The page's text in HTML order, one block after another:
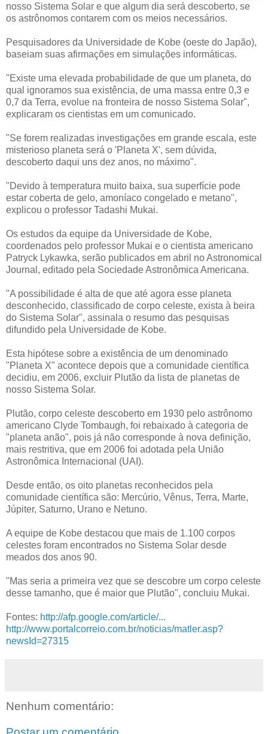
nosso Sistema Solar e que algum dia será descoberto, se
os astrônomos contarem com os meios necessários.
Pesquisadores da Universidade de Kobe (oeste do Japão),
baseiam suas afirmações em simulações informáticas.
"Existe uma elevada probabilidade de que um planeta, do
qual ignoramos sua existência, de uma massa entre 0,3 e
0,7 da Terra, evolue na fronteira de nosso Sistema Solar",
explicaram os cientistas em um comunicado.
"Se forem realizadas investigações em grande escala, este
misterioso planeta será o 'Planeta X', sem dúvida,
descoberto daqui uns dez anos, no máximo".
"Devido à temperatura muito baixa, sua superfície pode
estar coberta de gelo, amoníaco congelado e metano",
explicou o professor Tadashi Mukai.
Os estudos da equipe da Universidade de Kobe,
coordenados pelo professor Mukai e o cientista americano
Patryck Lykawka, serão publicados em abril no Astronomical
Journal, editado pela Sociedade Astronômica Americana.
"A possibilidade é alta de que até agora esse planeta
desconhecido, classificado de corpo celeste, exista à beira
do Sistema Solar", assinala o resumo das pesquisas
difundido pela Universidade de Kobe.
Esta hipótese sobre a existência de um denominado
"Planeta X" acontece depois que a comunidade científica
decidiu, em 2006, excluir Plutão da lista de planetas de
nosso Sistema Solar.
Plutão, corpo celeste descoberto em 1930 pelo astrônomo
americano Clyde Tombaugh, foi rebaixado à categoria de
"planeta anão", pois já não corresponde à nova definição,
mais restritiva, que em 2006 foi adotada pela União
Astronômica Internacional (UAI).
Desde então, os oito planetas reconhecidos pela
comunidade científica são: Mercúrio, Vênus, Terra, Marte,
Júpiter, Saturno, Urano e Netuno.
A equipe de Kobe destacou que mais de 1.100 corpos
celestes foram encontrados no Sistema Solar desde
meados dos anos 90.
"Mas seria a primeira vez que se descobre um corpo celeste
desse tamanho, que é maior que Plutão", concluiu Mukai.
Fontes: http://afp.google.com/article/...
http://www.portalcorreio.com.br/noticias/matler.asp?
newsId=27315
Nenhum comentário: